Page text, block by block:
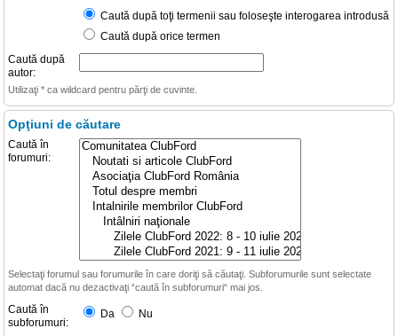
Caută după toţi termenii sau foloseşte interogarea introdusă
Caută după orice termen
Caută după
autor:
Utilizaţi * ca wildcard pentru părţi de cuvinte.
Opţiuni de căutare
Caută în
forumuri:
Selectaţi forumul sau forumurile în care doriţi să căutaţi. Subforumurile sunt selectate
automat dacă nu dezactivaţi “caută în subforumuri“ mai jos.
Caută în
subforumuri:
Da Nu